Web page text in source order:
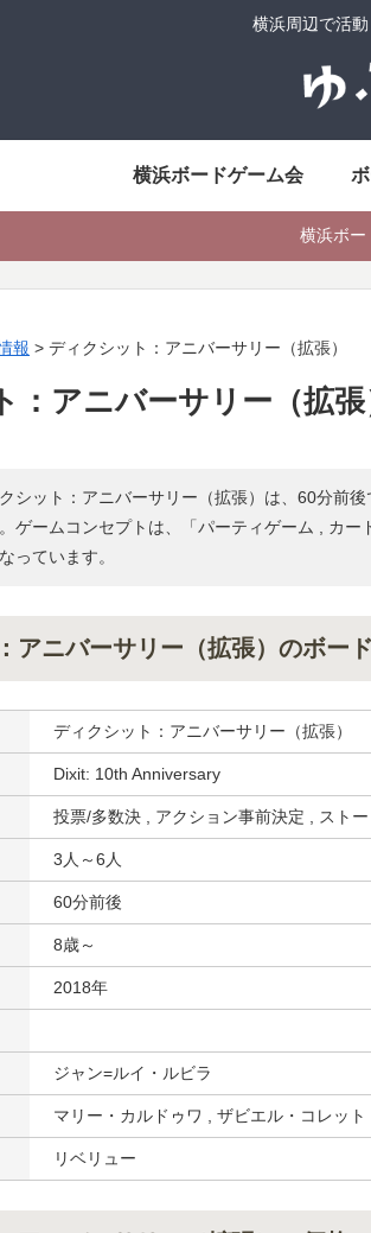
横浜周辺で活
横浜ボードゲーム会
横浜ボー
報 > ディクシット：アニバーサリー（拡張）
：アニバーサリー（拡張
シット：アニバーサリー（拡張）は、60分前
ゲームコンセプトは、「パーティゲーム , カー
っています。
アニバーサリー（拡張）のボー
ディクシット：アニバーサリー（拡張）
Dixit: 10th Anniversary
投票/多数決 , アクション事前決定 , スト
3人～6人
60分前後
8歳～
2018年
ジャン=ルイ・ルビラ
マリー・カルドゥワ , ザビエル・コレッ
リベリュー